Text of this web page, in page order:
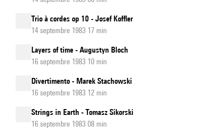
Trio à cordes op 10 - Josef Koffler
14 septembre 1983 17 min
Layers of time - Augustyn Bloch
16 septembre 1983 10 min
Divertimento - Marek Stachowski
16 septembre 1983 12 min
Strings in Earth - Tomasz Sikorski
16 septembre 1983 08 min